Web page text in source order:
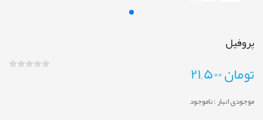
پروفیل
تومان
موجودی انبار :ناموجود